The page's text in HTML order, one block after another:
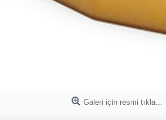
Galeri için resmi tıkla...